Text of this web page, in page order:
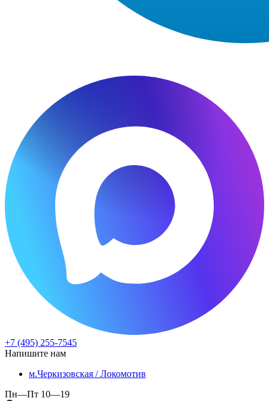
+7 (495) 255-7545
Напишите нам
м.Черкизовская / Локомотив
Пн—Пт 10—19